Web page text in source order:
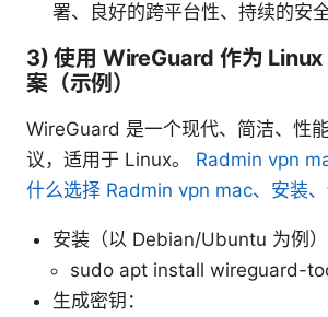
署、良好的跨平台性、持续的安全
3) 使用 WireGuard 作为 Linux
案（示例）
WireGuard 是一个现代、简洁、性
议，适用于 Linux。 Radmin vpn
什么选择 Radmin vpn mac、安装
安装（以 Debian/Ubuntu 为例）
sudo apt install wireguard-
生成密钥：